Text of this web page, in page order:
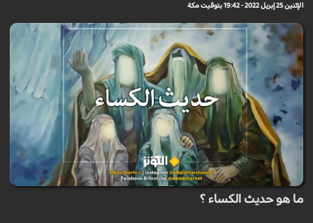
الإثنين 25 إبريل 2022 - 19:42 بتوقيت مكة
ما هو حديث الكساء ؟